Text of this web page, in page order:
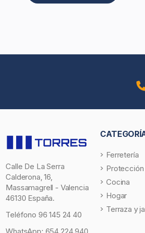
Calle De La Serra
Calderona, 16,
Massamagrell - Valencia
46130 España.
Teléfono 96 145 24 40
Ferretería
Protección
Cocina
Hogar
Terraza y